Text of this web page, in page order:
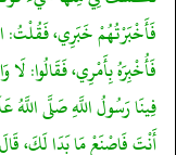
فَأَخْبَرْتُهُمْ خَبَرِي، فَقُلْتُ:
فَأُخْبِرَهُ بِأَمْرِي، فَقَالُوا:
فِينَا رَسُولُ اللَّهِ صَلَّى
أَنْتَ فَاصْنَعْ مَا بَدَا لَكَ،